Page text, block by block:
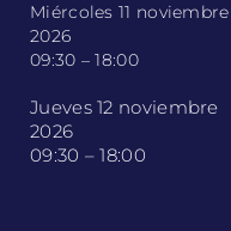
Miércoles 11 noviembre
2026
09:30 – 18:00
Jueves 12 noviembre
2026
09:30 – 18:00